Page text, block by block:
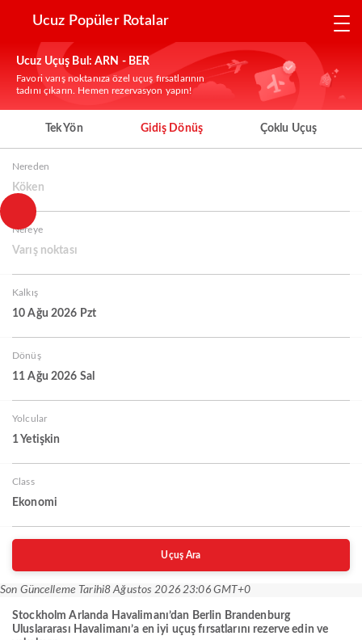
Ucuz Popüler Rotalar
Ucuz Uçuş Bul: ARN - BER
Favori varış noktanıza özel uçuş fırsatlarının
tadını çıkarın. Hemen rezervasyon yapın!
Tek Yön Gidiş Dönüş Çoklu Uçuş
Nereden
Köken
Nereye
Varış noktası
Kalkış
10 Ağu 2026 Pzt
Dönüş
11 Ağu 2026 Sal
Yolcular
1 Yetişkin
Class
Ekonomi
Uçuş Ara
Son Güncelleme Tarihi8 Ağustos 2026 23:06 GMT+0
Stockholm Arlanda Havalimanı’dan Berlin Brandenburg
Uluslararası Havalimanı’a en iyi uçuş fırsatlarını rezerve edin ve